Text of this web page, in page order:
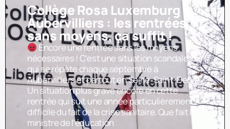
Collège Rosa Luxemburg à
Aubervilliers : les rentrées
sans moyens, ça suffit !
Encore une rentrée sans les moyens
nécessaires ! C’est une situation scandaleuse
qui se répète chaque septembre à
Aubervilliers et partout en Seine-Saint-Denis.
Un situation plus grave encore en cette
rentrée qui suit une année particulièrement
difficile du fait de la crise sanitaire. Que fait le
ministre de l’éducation